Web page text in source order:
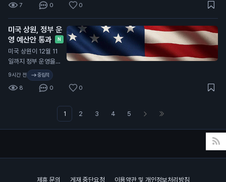
과 규제에 대한 우려
자자에게 중요한 의미
건이 가상자산 시장에
미치는 영향으로 인
해, 투자자들은 자산
의 안전성을 더욱 신
경 써야 할 것입니다.
자산과 연결되면서 투
자자들이 더 많은 관
심을 보이고 있다고
설명했습니다. 그는
특히 미국 국채와 같
은 자산이 블록체인에
해 시장이 더욱 활성
화되고 있다고 강조했
트코인 투자자들에게
할 수 있습니다. 비트
은 사람들이 투자에
기 때문입니다.
이는 전년 대비 두 배
이상 증가한 수치입니
다. 가상자산 카드 사
용이 증가하면서, 많
은 사람들이 가상자산
을 일상에서 활용하고
있습니다. 이러한 변
화는 가상자산의 대중
화와 관련이 있습니
건설 비용이 증가하고
있어 가상자산과 인공
지능(AI) 관련 기업들
가상자산 카드 사용이
보여줍니다. 일반 투
7 0 0
미국 상원, 정부 운
영 예산안 통과
N
미국 상원이 12월 11
일까지 정부 운영을
유지하는 예산안을 통
과시켰습니다. 이번
예산안은 현재의 정부
충 영양 프로그램(WI
9시간 전 중립적
8 0 0
1 2 3 4 5
제휴 문의 게재 중단요청 이용약관 및 개인정보처리방침